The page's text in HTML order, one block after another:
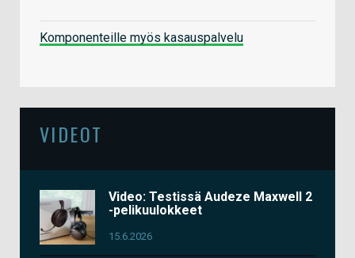
Komponenteille myös kasauspalvelu
VIDEOT
Video: Testissä Audeze Maxwell 2
-pelikuulokkeet
15.6.2026